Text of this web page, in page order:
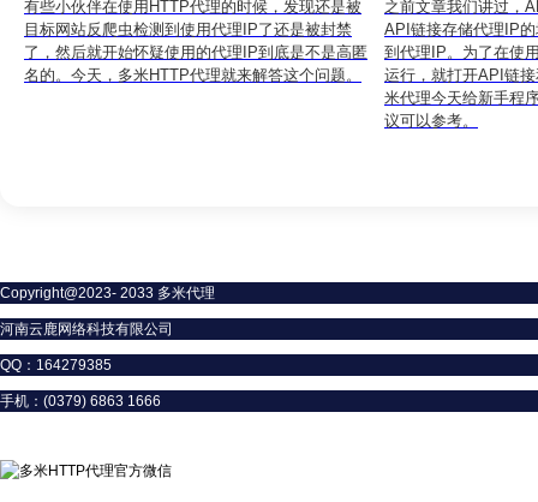
有些小伙伴在使用HTTP代理的时候，发现还是被
目标网站反爬虫检测到使用代理IP了还是被封禁
了，然后就开始怀疑使用的代理IP到底是不是高匿
名的。今天，多米HTTP代理就来解答这个问题。
之前文章我们讲过，
API链接存储代理IP
到代理IP。为了在使
运行，就打开API链
米代理今天给新手程
议可以参考。
Copyright@2023- 2033 多米代理
河南云鹿网络科技有限公司
QQ：164279385
手机：(0379) 6863 1666